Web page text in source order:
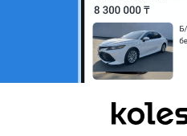
Возможна рассрочка или
Подходит на авто